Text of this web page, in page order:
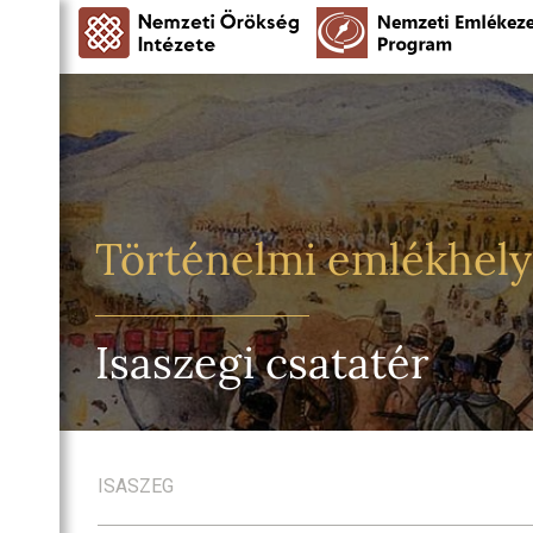
Történelmi
Isaszegi csatatér
ISASZEG